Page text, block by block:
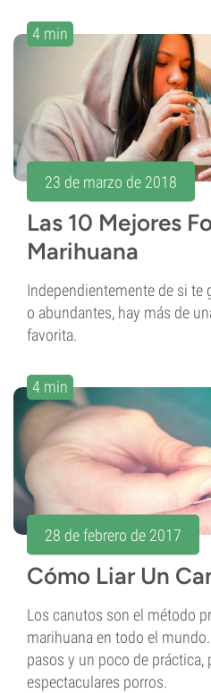
4 min
23 de marzo de 2018
Las 10 Mejores
Marihuana
Independientemente de si te
o abundantes, hay más de
favorita.
4 min
28 de febrero de 2017
Cómo Liar Un
Los canutos son el método
marihuana en todo el
pasos y un poco de práctica,
espectaculares porros.